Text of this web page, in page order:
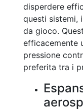
disperdere
questi sistemi,
da gioco.
efficacemente
pressione
preferita tra i